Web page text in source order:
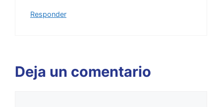
Responder
Deja un comentario